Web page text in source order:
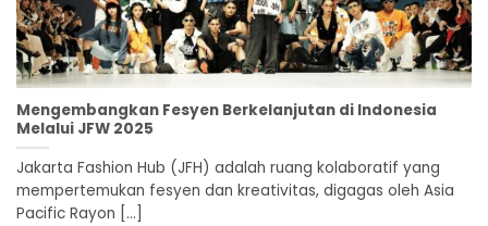
Mengembangkan Fesyen Berkelanjutan di Indonesia
Melalui JFW 2025
Jakarta Fashion Hub (JFH) adalah ruang kolaboratif yang
mempertemukan fesyen dan kreativitas, digagas oleh Asia
Pacific Rayon [...]